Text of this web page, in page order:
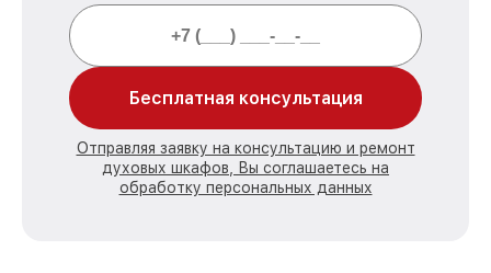
Бесплатная консультация
Отправляя заявку на консультацию и ремонт
духовых шкафов, Вы соглашаетесь на
обработку персональных данных